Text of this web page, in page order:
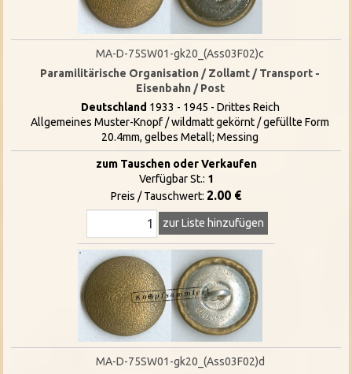
MA-D-75SW01-gk20_(Ass03F02)c
Paramilitärische Organisation / Zollamt / Transport -
Eisenbahn / Post
Deutschland 1933 - 1945 - Drittes Reich
Allgemeines Muster-Knopf / wildmatt gekörnt / gefüllte Form
20.4mm, gelbes Metall; Messing
zum Tauschen oder Verkaufen
Verfügbar St.: 1
Preis / Tauschwert: 2.00 €
zur Liste hinzufügen
MA-D-75SW01-gk20_(Ass03F02)d